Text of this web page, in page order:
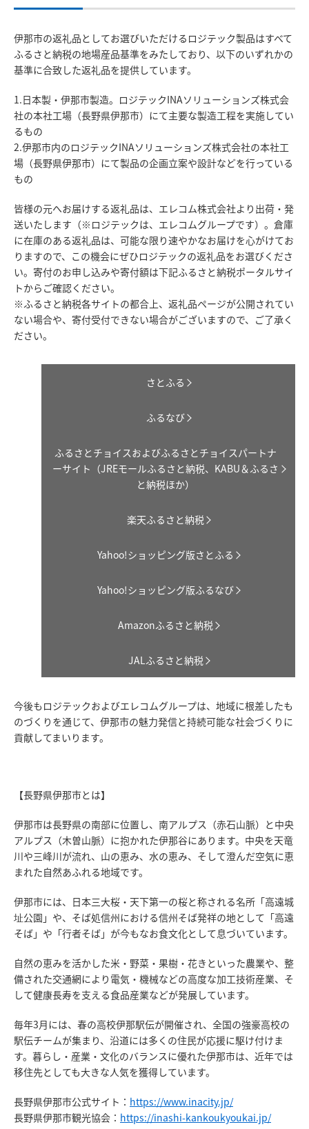
伊那市の返礼品としてお選びいただけるロジテック製品はすべて
ふるさと納税の地場産品基準をみたしており、以下のいずれかの
基準に合致した返礼品を提供しています。
1.日本製・伊那市製造。ロジテックINAソリューションズ株式会
社の本社工場（長野県伊那市）にて主要な製造工程を実施してい
るもの
2.伊那市内のロジテックINAソリューションズ株式会社の本社工
場（長野県伊那市）にて製品の企画立案や設計などを行っている
もの
皆様の元へお届けする返礼品は、エレコム株式会社より出荷・発
送いたします（※ロジテックは、エレコムグループです）。倉庫
に在庫のある返礼品は、可能な限り速やかなお届けを心がけてお
りますので、この機会にぜひロジテックの返礼品をお選びくださ
い。寄付のお申し込みや寄付額は下記ふるさと納税ポータルサイ
トからご確認ください。
※ふるさと納税各サイトの都合上、返礼品ページが公開されてい
ない場合や、寄付受付できない場合がございますので、ご了承く
ださい。
さとふる
ふるなび
ふるさとチョイスおよびふるさとチョイスパートナ
ーサイト（JREモールふるさと納税、KABU＆ふるさ
と納税ほか）
楽天ふるさと納税
Yahoo!ショッピング版さとふる
Yahoo!ショッピング版ふるなび
Amazonふるさと納税
JALふるさと納税
今後もロジテックおよびエレコムグループは、地域に根差したも
のづくりを通じて、伊那市の魅力発信と持続可能な社会づくりに
貢献してまいります。
【長野県伊那市とは】
伊那市は長野県の南部に位置し、南アルプス（赤石山脈）と中央
アルプス（木曽山脈）に抱かれた伊那谷にあります。中央を天竜
川や三峰川が流れ、山の恵み、水の恵み、そして澄んだ空気に恵
まれた自然あふれる地域です。
伊那市には、日本三大桜・天下第一の桜と称される名所「高遠城
址公園」や、そば処信州における信州そば発祥の地として「高遠
そば」や「行者そば」が今もなお食文化として息づいています。
自然の恵みを活かした米・野菜・果樹・花きといった農業や、整
備された交通網により電気・機械などの高度な加工技術産業、そ
して健康長寿を支える食品産業などが発展しています。
毎年3月には、春の高校伊那駅伝が開催され、全国の強豪高校の
駅伝チームが集まり、沿道には多くの住民が応援に駆け付けま
す。暮らし・産業・文化のバランスに優れた伊那市は、近年では
移住先としても大きな人気を獲得しています。
長野県伊那市公式サイト： https://www.inacity.jp/
長野県伊那市観光協会： https://inashi-kankoukyoukai.jp/